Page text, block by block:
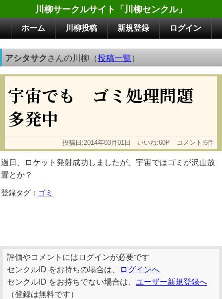
川柳サークルサイト「川柳センクル」
ホーム 川柳投稿 新規登録 ログイン
アシタサク さんの川柳（投稿一覧）
宇宙でも ゴミ処理問題
多発中
投稿日:2014年03月01日 いいね:60P コメント:6件
過日、ロケット発射成功しましたが、宇宙ではゴミが沢山放
置とか？
登録タグ： ゴミ
評価やコメントにはログインが必要です
センクルID をお持ちの場合は、
ログインへ
センクルID をお持ちでない場合は、 ユーザー新規登録へ
（登録は無料です）